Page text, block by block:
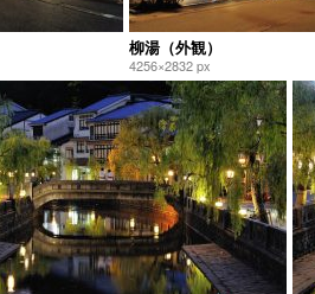
柳湯（外観）
4256×2832 px